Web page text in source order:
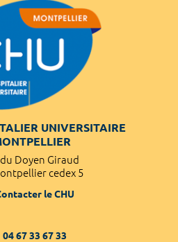
UNIVERSITAIRE
Doyen Giraud
cedex 5
le CHU
04 67 33 67 33